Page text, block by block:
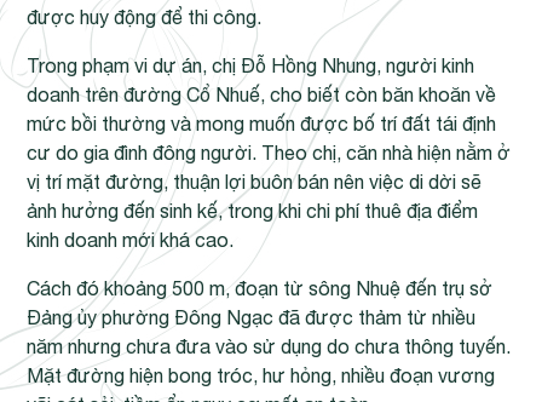
được huy động để thi công.
Trong phạm vi dự án, chị Đỗ Hồng Nhung, người kinh
doanh trên đường Cổ Nhuế, cho biết còn băn khoăn về
mức bồi thường và mong muốn được bố trí đất tái định
cư do gia đình đông người. Theo chị, căn nhà hiện nằm ở
vị trí mặt đường, thuận lợi buôn bán nên việc di dời sẽ
ảnh hưởng đến sinh kế, trong khi chi phí thuê địa điểm
kinh doanh mới khá cao.
Cách đó khoảng 500 m, đoạn từ sông Nhuệ đến trụ sở
Đảng ủy phường Đông Ngạc đã được thảm từ nhiều
năm nhưng chưa đưa vào sử dụng do chưa thông tuyến.
Mặt đường hiện bong tróc, hư hỏng, nhiều đoạn vương